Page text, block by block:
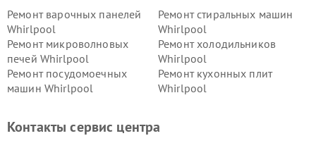
Ремонт варочных панелей
Whirlpool
Ремонт стиральных машин
Whirlpool
Ремонт микроволновых
печей Whirlpool
Ремонт холодильников
Whirlpool
Ремонт посудомоечных
машин Whirlpool
Ремонт кухонных плит
Whirlpool
Контакты сервис центра